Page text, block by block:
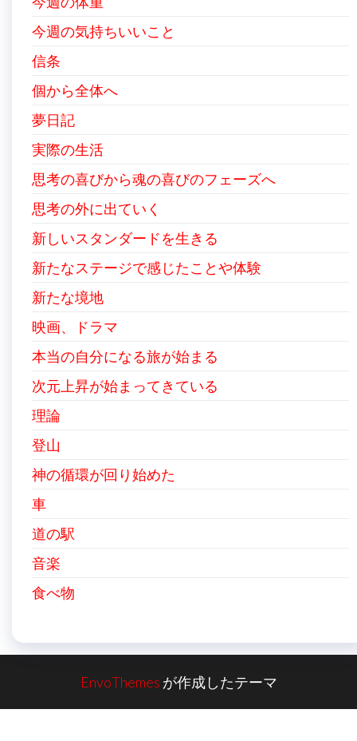
今週の気持ちいいこと
信条
個から全体へ
夢日記
実際の生活
思考の喜びから魂の喜びのフェーズへ
思考の外に出ていく
新しいスタンダードを生きる
新たなステージで感じたことや体験
新たな境地
映画、ドラマ
本当の自分になる旅が始まる
次元上昇が始まってきている
理論
登山
神の循環が回り始めた
車
道の駅
音楽
食べ物
EnvoThemes が作成したテーマ